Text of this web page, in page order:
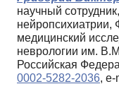
научный
медицинский
неврологии им.
Российская
0002-5282-2036, e-